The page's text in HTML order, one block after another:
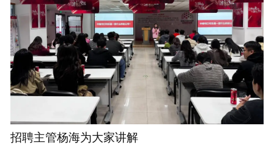
招聘主管杨海为大家讲解